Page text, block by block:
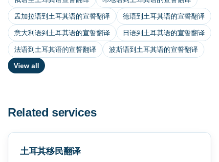
孟加拉语到土耳其语的宣誓翻译 德语到土耳其语的宣誓翻译
意大利语到土耳其语的宣誓翻译 日语到土耳其语的宣誓翻译
法语到土耳其语的宣誓翻译 波斯语到土耳其语的宣誓翻译
View all
Related services
土耳其移民翻译